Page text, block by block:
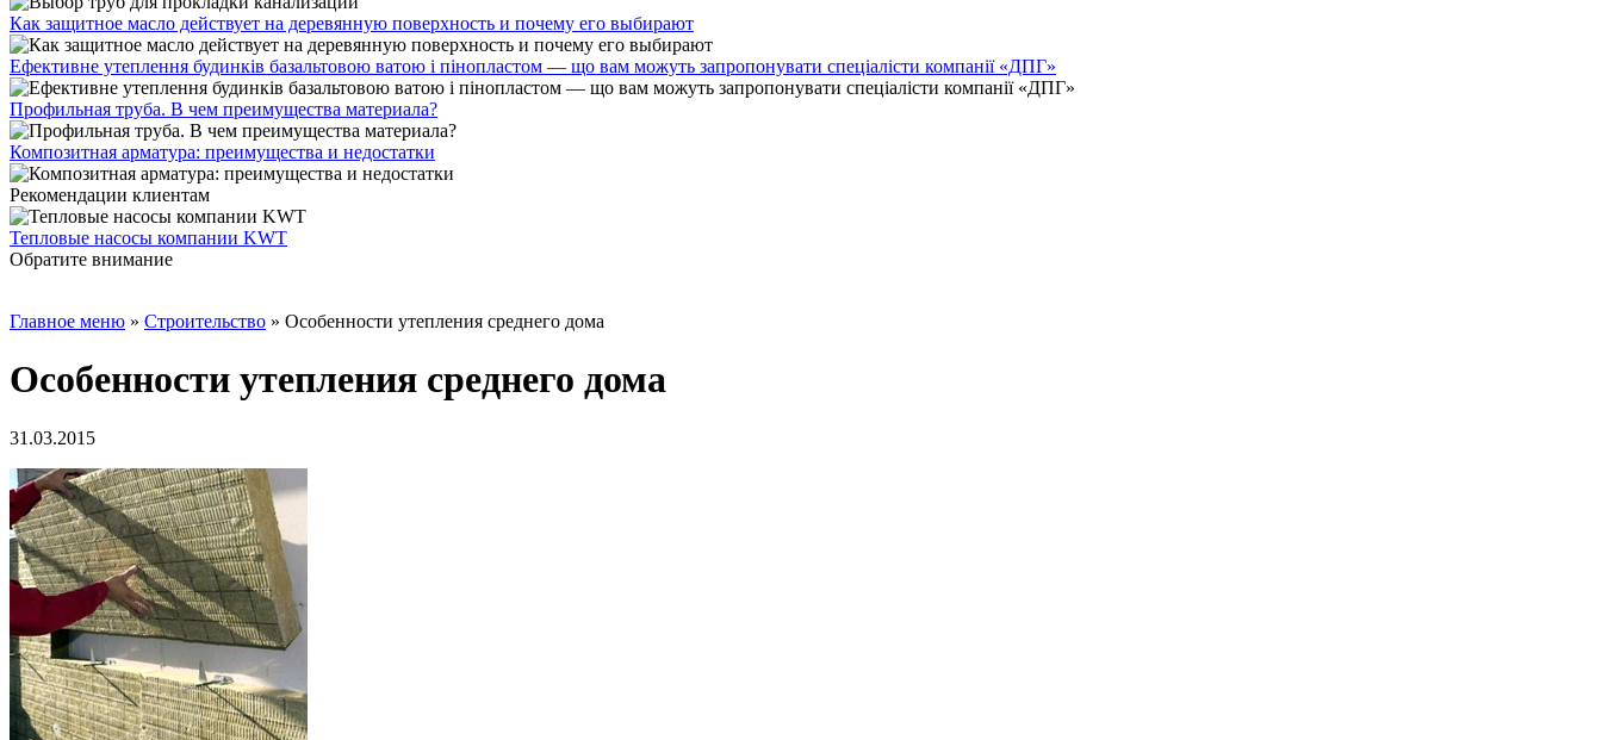
Как защитное масло действует на деревянную поверхность и почему его выбирают
Ефективне утеплення будинків базальтовою ватою і пінопластом — що вам можуть запропонувати спеціалісти компанії «ДПГ»
Профильная труба. В чем преимущества материала?
Композитная арматура: преимущества и недостатки
Рекомендации клиентам
Тепловые насосы компании KWT
Обратите внимание
Главное меню » Строительство » Особенности утепления среднего дома
Особенности утепления среднего дома
31.03.2015